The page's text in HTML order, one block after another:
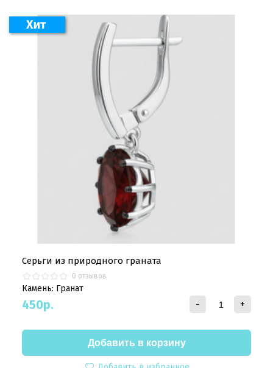
Серьги из природного граната
0 отзывов
Камень: Гранат
450р. - +